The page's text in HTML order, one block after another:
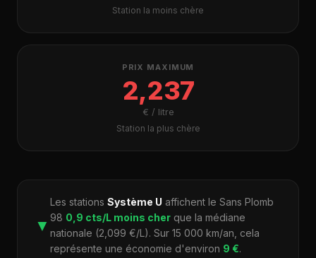
Station la moins chère
PRIX MAXIMUM
2,237
€ / litre
Station la plus chère
▼
Les stations Système U affichent le Sans Plomb
98 0,9 cts/L moins cher que la médiane
nationale (2,099 €/L). Sur 15 000 km/an, cela
représente une économie d'environ 9 €.